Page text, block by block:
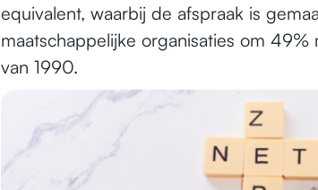
equivalent, waarbij de afspraak is
maatschappelijke organisaties om
van 1990.